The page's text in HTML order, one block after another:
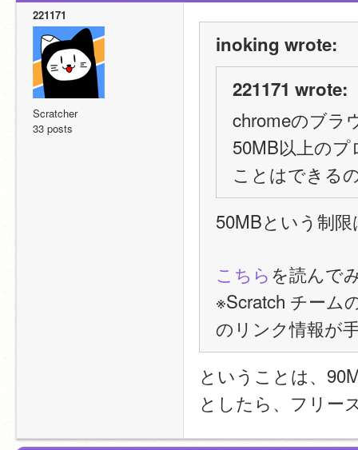
221171
Scratcher
33 posts
inoking wrote:
221171 wrote:
chromeのブラ
50MB以上の
ことはできる
50MBという制
こちらを読んで
※Scratch チーム
のリンク情報が
ということは、
としたら、フリー